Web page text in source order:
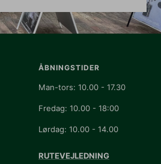
ÅBNINGSTIDER
Man-tors: 10.00 - 17.30
Fredag: 10.00 - 18:00
Lørdag: 10.00 - 14.00
RUTEVEJLEDNING